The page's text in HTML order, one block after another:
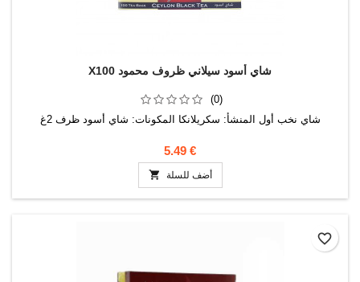
X100 شاي أسود سيلاني ظروف محمود
(0)
شاي نخب أول المنشأ: سكريلانكا المكونات: شاي أسود ظرف 2غ
5.49 €
 أضف للسلة
favorite_border